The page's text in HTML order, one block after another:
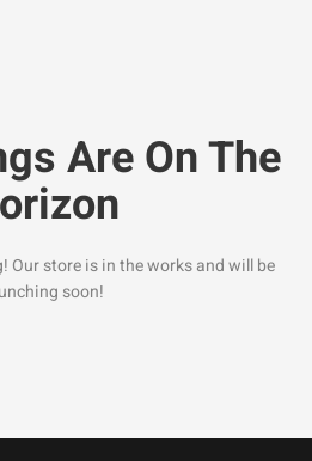
Are On The
Our store is in the works and will be
soon!